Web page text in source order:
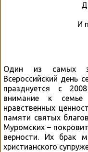
И
Один из самых
Всероссийский день
празднуется с
внимание к семье
нравственных
памяти святых
Муромских –
верности. Их брак
христианского